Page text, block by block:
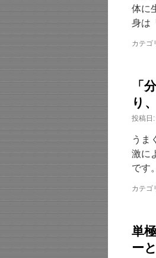
体に
身は
カテゴ
「
り
投稿日:
うま
激に
です
カテゴ
単
ー